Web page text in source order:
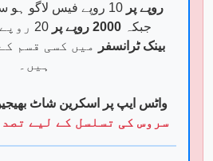
1000 روپے پر
10 روپے فیس لاگو
جبکہ2000 روپے پر
20 روپے ہو سکتی ہے۔
بینک ٹرانسفر
میں کسی قسم
ہیں۔
واٹس ایپ پر اسکرین شاٹ
سروس کی تسلسل کے لیے